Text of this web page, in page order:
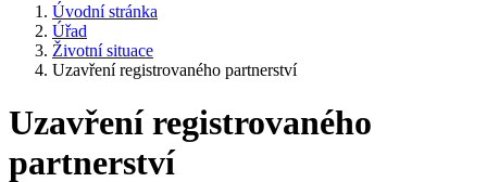
Úvodní stránka
Úřad
Životní situace
Uzavření registrovaného partnerství
Uzavření registrovaného
partnerství